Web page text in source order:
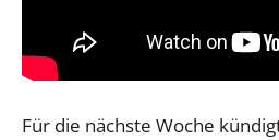
Für die nächste Woche